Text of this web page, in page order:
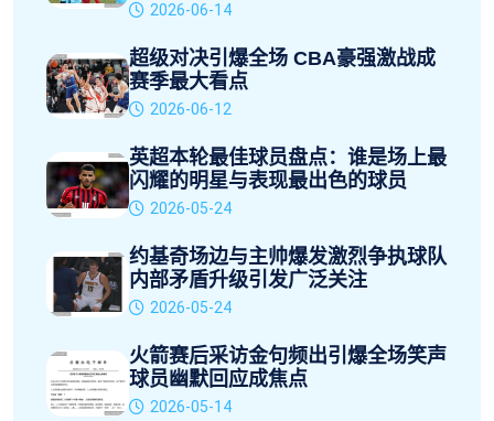
2026-06-14
超级对决引爆全场 CBA豪强激战成
赛季最大看点
2026-06-12
英超本轮最佳球员盘点：谁是场上最
闪耀的明星与表现最出色的球员
2026-05-24
约基奇场边与主帅爆发激烈争执球队
内部矛盾升级引发广泛关注
2026-05-24
火箭赛后采访金句频出引爆全场笑声
球员幽默回应成焦点
2026-05-14